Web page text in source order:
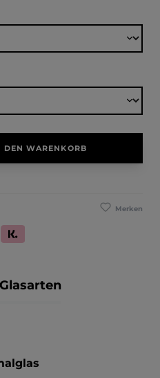
DEN WARENKORB
Merken
und Debitkarte
Klarna (Rechnung / Ratenkauf / Sofort)